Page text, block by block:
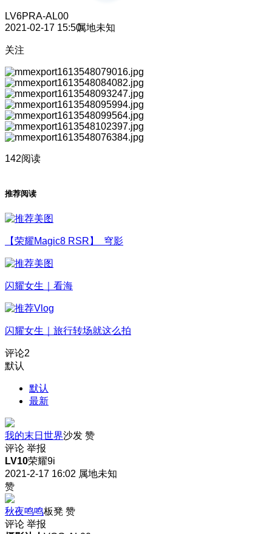
LV6PRA-AL00
2021-02-17 15:50属地未知
关注
142阅读
推荐阅读
【荣耀Magic8 RSR】 穹影
闪耀女生｜看海
闪耀女生｜旅行转场就这么拍
评论2
默认
默认
最新
我的末日世界沙发 赞
评论 举报
LV10荣耀9i
2021-2-17 16:02 属地未知
赞
秋夜鸣鸣板凳 赞
评论 举报